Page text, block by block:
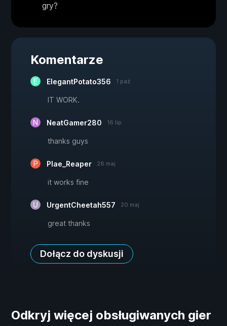
gry?
Komentarze
ElegantPotato356 1 paź
IT WORK.
NeatGamer280 16 lip
thanks guys
Plae_Reaper 28 maj
it works fine
UrgentCheetah557 20 maj
great thanks
Dołącz do dyskusji
Odkryj więcej obsługiwanych gier